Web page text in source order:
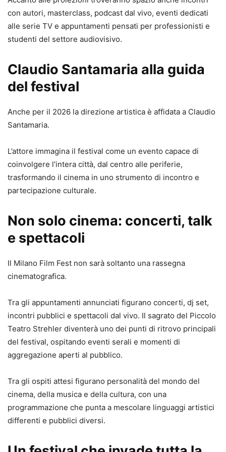
con autori, masterclass, podcast dal vivo, eventi dedicati
alle serie TV e appuntamenti pensati per professionisti e
studenti del settore audiovisivo.
Claudio Santamaria alla guida
del festival
Anche per il 2026 la direzione artistica è affidata a Claudio
Santamaria.
L’attore immagina il festival come un evento capace di
coinvolgere l’intera città, dal centro alle periferie,
trasformando il cinema in uno strumento di incontro e
partecipazione culturale.
Non solo cinema: concerti, talk
e spettacoli
Il Milano Film Fest non sarà soltanto una rassegna
cinematografica.
Tra gli appuntamenti annunciati figurano concerti, dj set,
incontri pubblici e spettacoli dal vivo. Il sagrato del Piccolo
Teatro Strehler diventerà uno dei punti di ritrovo principali
del festival, ospitando eventi serali e momenti di
aggregazione aperti al pubblico.
Tra gli ospiti attesi figurano personalità del mondo del
cinema, della musica e della cultura, con una
programmazione che punta a mescolare linguaggi artistici
differenti e pubblici diversi.